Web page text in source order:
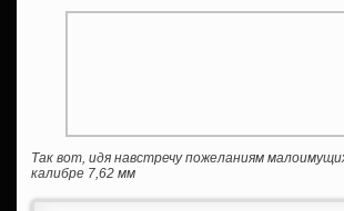
Так вот, идя навстречу пожеланиям
калибре 7,62 мм